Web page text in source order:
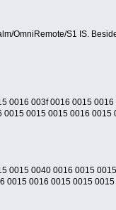
OmniRemote/S1 IS.
0016 003f 0016 0015
0015 0015 0016
0015 0040 0016 0015
0015 0016 0015 0015